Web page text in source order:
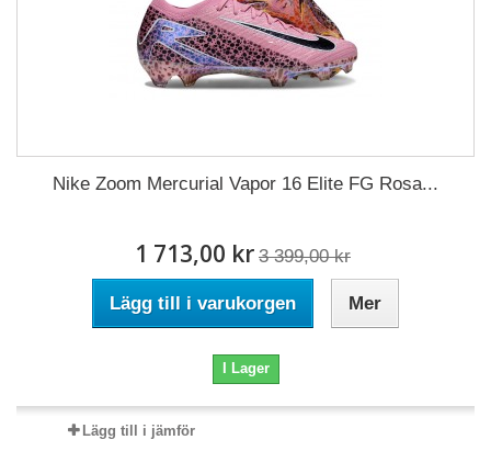
Nike Zoom Mercurial Vapor 16 Elite FG Rosa...
1 713,00 kr 3 399,00 kr
Lägg till i varukorgen Mer
I Lager
Lägg till i jämför